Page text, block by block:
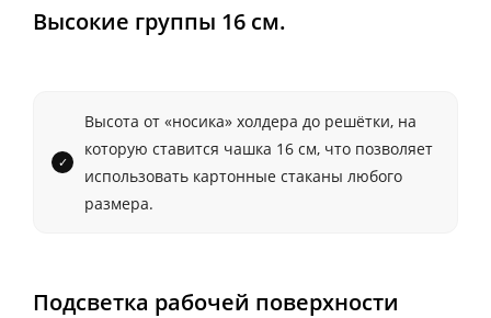
Высокие группы 16 см.
Высота от «носика» холдера до решётки, на
которую ставится чашка 16 см, что позволяет
использовать картонные стаканы любого
размера.
Подсветка рабочей поверхности